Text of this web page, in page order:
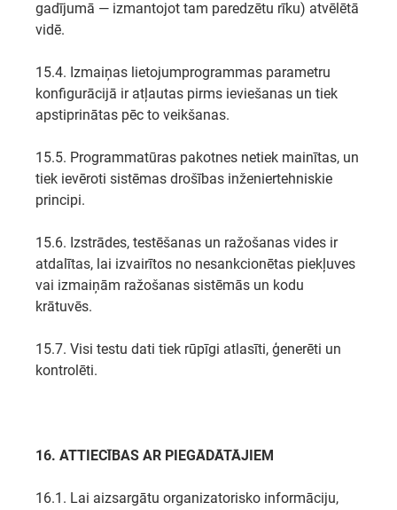
gadījumā — izmantojot tam paredzētu rīku) atvēlētā
vidē.
15.4. Izmaiņas lietojumprogrammas parametru
konfigurācijā ir atļautas pirms ieviešanas un tiek
apstiprinātas pēc to veikšanas.
15.5. Programmatūras pakotnes netiek mainītas, un
tiek ievēroti sistēmas drošības inženiertehniskie
principi.
15.6. Izstrādes, testēšanas un ražošanas vides ir
atdalītas, lai izvairītos no nesankcionētas piekļuves
vai izmaiņām ražošanas sistēmās un kodu
krātuvēs.
15.7. Visi testu dati tiek rūpīgi atlasīti, ģenerēti un
kontrolēti.
16. ATTIECĪBAS AR PIEGĀDĀTĀJIEM
16.1. Lai aizsargātu organizatorisko informāciju,